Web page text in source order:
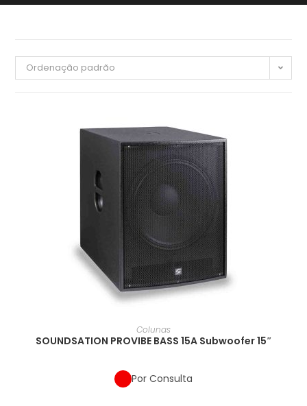
Ordenação padrão
Colunas
SOUNDSATION PROVIBE BASS 15A Subwoofer 15″
Por Consulta